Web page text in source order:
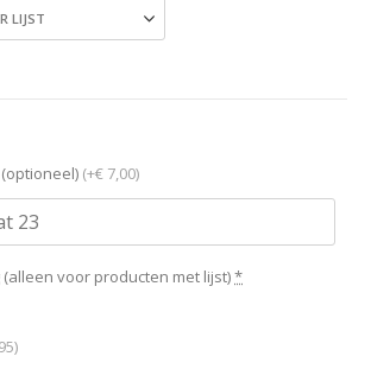
(+€ 7,00)
voor producten met lijst)*